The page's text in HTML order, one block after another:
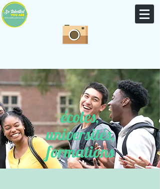
écoles,
universités,
formations